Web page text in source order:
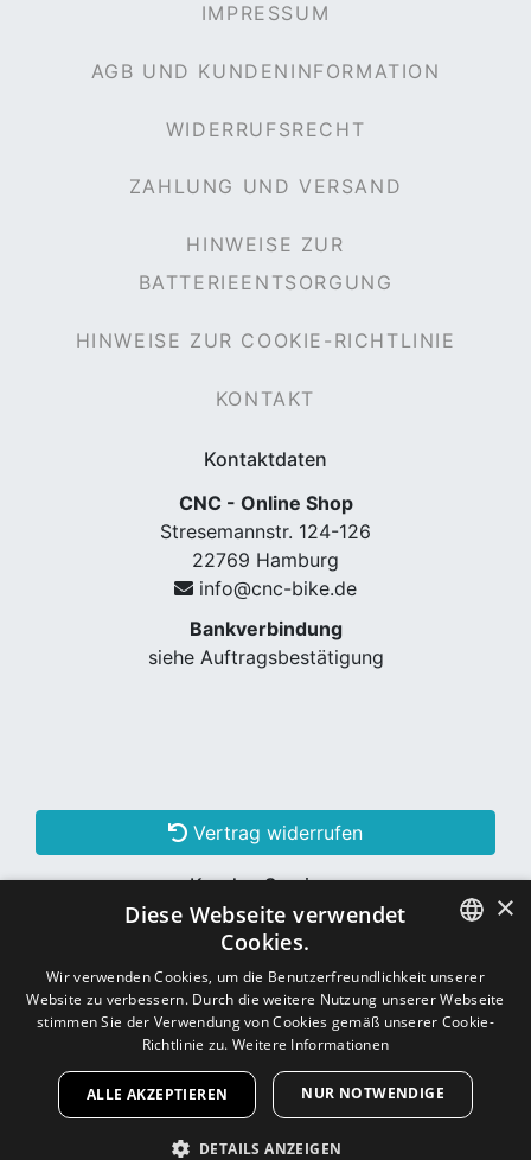
IMPRESSUM
AGB UND KUNDENINFORMATION
WIDERRUFSRECHT
ZAHLUNG UND VERSAND
HINWEISE ZUR
BATTERIEENTSORGUNG
HINWEISE ZUR COOKIE-RICHTLINIE
KONTAKT
Kontaktdaten
CNC - Online Shop
Stresemannstr. 124-126
22769 Hamburg
info@cnc-bike.de
Bankverbindung
siehe Auftragsbestätigung
Vertrag widerrufen
Kunden Services
Konto erstellen
Schon Kunde? Einloggen
Copyright © 2026 CNC - Online Shop
GERMAN
×
Diese Webseite verwendet
Cookies.
Wir verwenden Cookies, um die Benutzerfreundlichkeit unserer
Website zu verbessern. Durch die weitere Nutzung unserer Webseite
stimmen Sie der Verwendung von Cookies gemäß unserer Cookie-
Richtlinie zu. Weitere Informationen
ALLE AKZEPTIEREN NUR NOTWENDIGE
DETAILS ANZEIGEN